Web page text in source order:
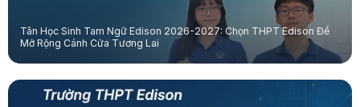
Tân Học Sinh Tam Ngữ Edison 2026-2027: Chọn THPT Edison Để
Mở Rộng Cánh Cửa Tương Lai